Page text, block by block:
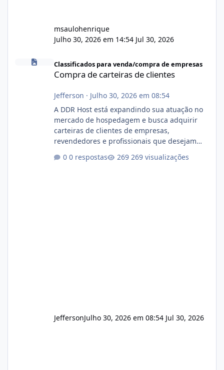
msaulohenrique
Julho 30, 2026 em 14:54 Jul 30, 2026
Compra de carteiras de clientes
Classificados para venda/compra de empresas
Compra de carteiras de clientes
Jefferson · Julho 30, 2026 em 08:54
A DDR Host está expandindo sua atuação no
mercado de hospedagem e busca adquirir
carteiras de clientes de empresas,
revendedores e profissionais que desejam
operação. Se você possui clientes ativos de
0 respostas 269 visualizações
JeffersonJulho 30, 2026 em 08:54 Jul 30, 2026